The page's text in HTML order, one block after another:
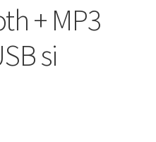
+ MP3
si